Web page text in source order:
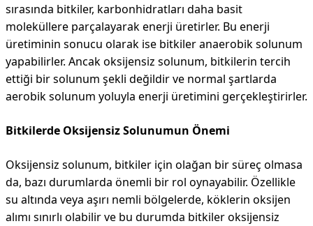
sırasında bitkiler, karbonhidratları daha basit
moleküllere parçalayarak enerji üretirler. Bu enerji
üretiminin sonucu olarak ise bitkiler anaerobik solunum
yapabilirler. Ancak oksijensiz solunum, bitkilerin tercih
ettiği bir solunum şekli değildir ve normal şartlarda
aerobik solunum yoluyla enerji üretimini gerçekleştirirler.
Bitkilerde Oksijensiz Solunumun Önemi
Oksijensiz solunum, bitkiler için olağan bir süreç olmasa
da, bazı durumlarda önemli bir rol oynayabilir. Özellikle
su altında veya aşırı nemli bölgelerde, köklerin oksijen
alımı sınırlı olabilir ve bu durumda bitkiler oksijensiz